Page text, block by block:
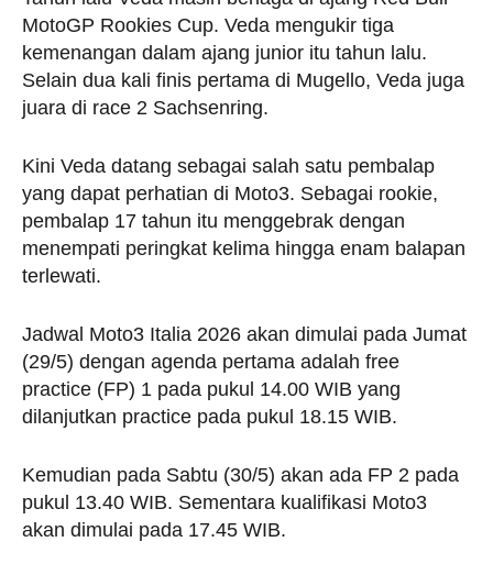
MotoGP Rookies Cup. Veda mengukir tiga
kemenangan dalam ajang junior itu tahun lalu.
Selain dua kali finis pertama di Mugello, Veda juga
juara di race 2 Sachsenring.
Kini Veda datang sebagai salah satu pembalap
yang dapat perhatian di Moto3. Sebagai rookie,
pembalap 17 tahun itu menggebrak dengan
menempati peringkat kelima hingga enam balapan
terlewati.
Jadwal Moto3 Italia 2026 akan dimulai pada Jumat
(29/5) dengan agenda pertama adalah free
practice (FP) 1 pada pukul 14.00 WIB yang
dilanjutkan practice pada pukul 18.15 WIB.
Kemudian pada Sabtu (30/5) akan ada FP 2 pada
pukul 13.40 WIB. Sementara kualifikasi Moto3
akan dimulai pada 17.45 WIB.